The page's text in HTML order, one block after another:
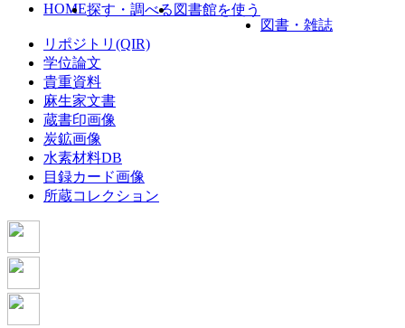
HOME探す・調べる 図書館を使う
図書・雑誌
リポジトリ(QIR)
学位論文
貴重資料
麻生家文書
蔵書印画像
炭鉱画像
水素材料DB
目録カード画像
所蔵コレクション